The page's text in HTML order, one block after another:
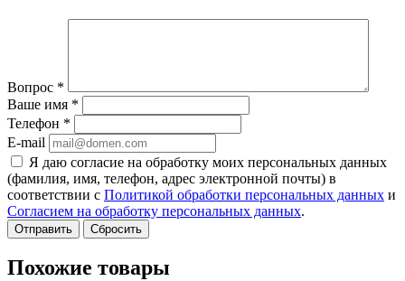
Вопрос *
Ваше имя *
Телефон *
E-mail
Я даю согласие на обработку моих персональных данных
(фамилия, имя, телефон, адрес электронной почты) в
соответствии с Политикой обработки персональных данных и
Согласием на обработку персональных данных.
Сбросить
Похожие товары